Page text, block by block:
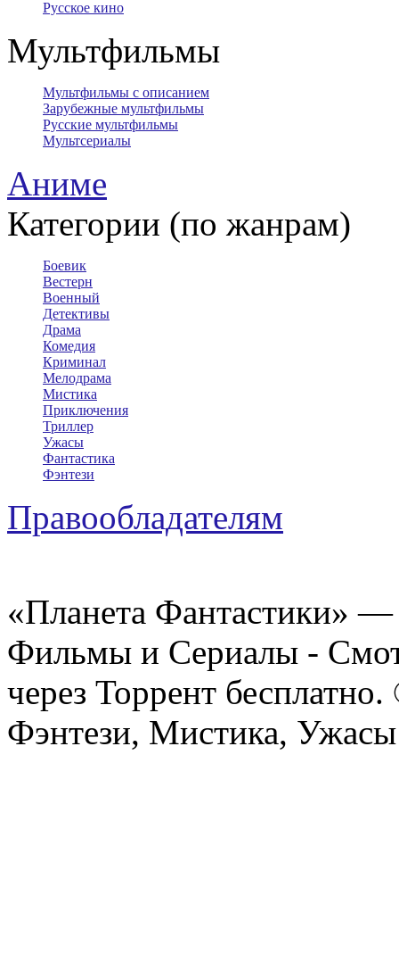
Русское кино
Мультфильмы
Мультфильмы с описанием
Зарубежные мультфильмы
Русские мультфильмы
Мультсериалы
Аниме
Категории (по жанрам)
Боевик
Вестерн
Военный
Детективы
Драма
Комедия
Криминал
Мелодрама
Мистика
Приключения
Триллер
Ужасы
Фантастика
Фэнтези
Правообладателям
«Планета Фантастики»
Фильмы и Сериалы -
через Торрент
Фэнтези, Мистика,